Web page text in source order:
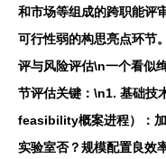
和市场等组成的跨职能评
可行性弱的构思亮点环节
评与风险评估\n一个看似
节评估关键：\n1. 基础技
feasibility概案进程）：
实验室否？规模配置良效